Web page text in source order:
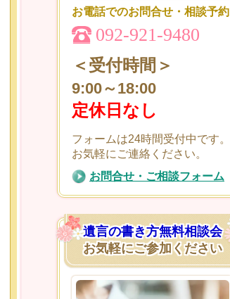
お電話でのお問合せ・相談予約
092-921-9480
＜受付時間＞
9:00～18:00
定休日なし
フォームは24時間受付中です。
お気軽にご連絡ください。
お問合せ・ご相談フォーム
遺言の書き方無料相談会
お気軽にご参加ください